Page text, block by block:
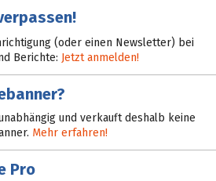
(oder einen Newsletter) bei
Berichte: Jetzt anmelden!
und verkauft deshalb keine
Mehr erfahren!
Pro